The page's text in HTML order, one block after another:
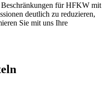
für HFKW mit
deutlich zu reduzieren,
Sie mit uns Ihre